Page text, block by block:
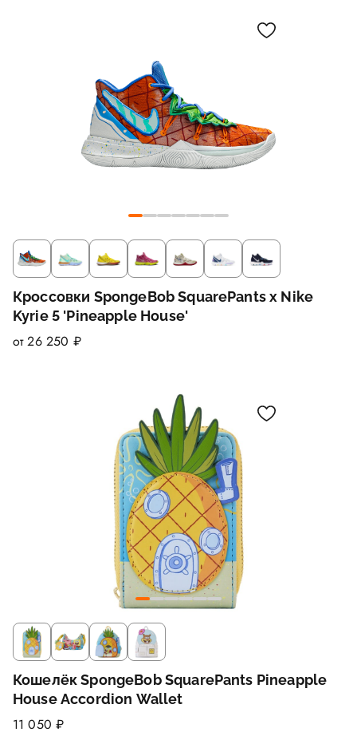
Кроссовки SpongeBob SquarePants x Nike
Kyrie 5 'Pineapple House'
от 26 250 ₽
Кошелёк SpongeBob SquarePants Pineapple
House Accordion Wallet
11 050 ₽